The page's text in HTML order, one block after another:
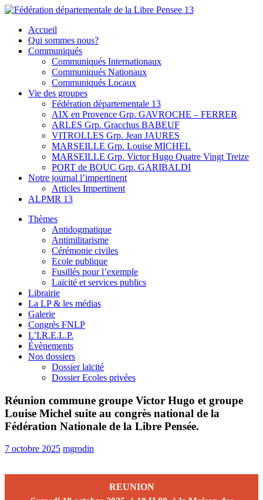
Skip
content
Fédération départementale de la Libre Pensee 13
Membre de la fédération Nationale de la Libre Pensée ni dieu ni
maitre
Accueil
Qui sommes nous?
Communiqués
Communiqués Internationaux
Communiqués Nationaux
Communiqués Locaux
Vie des groupes
Fédération départementale 13
AIX en Provence Grp. GAVROCHE – FERRER
ARLES Grp. Gracchus BABEUF
VITROLLES Grp. Jean JAURES
MARSEILLE Grp. Louise MICHEL
MARSEILLE Grp. Victor Hugo Quatre Vingt Treize
PORT de BOUC Grp. GARIBALDI
Notre journal l’impertinent
Articles Impertinent
ALPMR 13
Thèmes
Antidogmatique
Antimilitarisme
Cérémonie civiles
Ecole publique
Fusillés pour l’exemple
Laïcité et services publics
Librairie
La LP & les médias
Galerie
Congrès FNLP
L’I.R.E.L.P.
Évènements
Nos dossiers
Dossier laïcité
Dossier Ecoles privées
Réunion commune groupe Victor Hugo et groupe
Louise Michel suite au congrès national de la
Fédération Nationale de la Libre Pensée.
7 octobre 2025 mgrodin
REUNION